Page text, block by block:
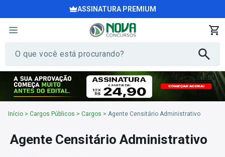
ASSINATURA PREMIUM
Início > Cargos Públicos > Cargos > Agente Censitário Administrativo
Agente Censitário Administrativo